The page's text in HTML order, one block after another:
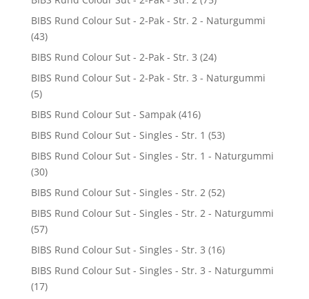
BIBS Rund Colour Sut - 2-Pak - Str. 2 - Naturgummi
(43)
BIBS Rund Colour Sut - 2-Pak - Str. 3 (24)
BIBS Rund Colour Sut - 2-Pak - Str. 3 - Naturgummi
(5)
BIBS Rund Colour Sut - Sampak (416)
BIBS Rund Colour Sut - Singles - Str. 1 (53)
BIBS Rund Colour Sut - Singles - Str. 1 - Naturgummi
(30)
BIBS Rund Colour Sut - Singles - Str. 2 (52)
BIBS Rund Colour Sut - Singles - Str. 2 - Naturgummi
(57)
BIBS Rund Colour Sut - Singles - Str. 3 (16)
BIBS Rund Colour Sut - Singles - Str. 3 - Naturgummi
(17)